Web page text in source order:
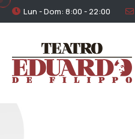
Lun - Dom: 8:00 - 22:00